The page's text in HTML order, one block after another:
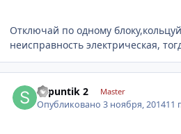
Отключай по одному
неисправность электрическая,
shpuntik 2 Master
Опубликовано3 ноября, 201411